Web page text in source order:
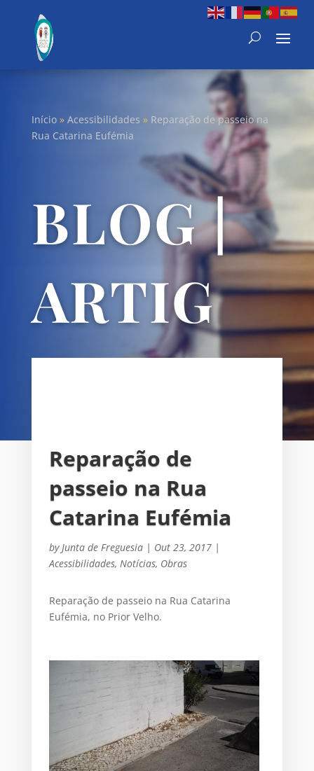
Início» Acessibilidades » Reparação de passeio na
Rua Catarina Eufémia
BLOG |
ARTIG
OS
Reparação de
passeio na Rua
Catarina Eufémia
by Junta de Freguesia| Out 23, 2017|
Acessibilidades, Notícias, Obras
Reparação de passeio na Rua Catarina
Eufémia, no Prior Velho.